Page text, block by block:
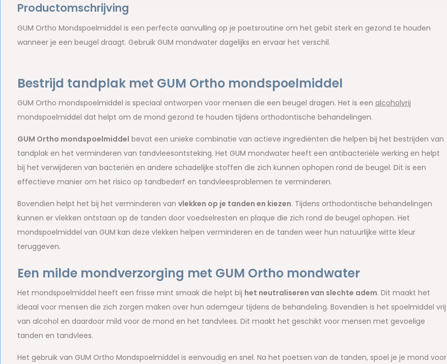
Productomschrijving
GUM Ortho Mondspoelmiddel is een perfecte aanvulling op je poetsroutine om het gebit sterk en gezond te houden
wanneer je een beugel draagt. Gebruik GUM mondwater dagelijks en ervaar het verschil.
Bestrijd tandplak met GUM Ortho mondspoelmiddel
GUM Ortho mondspoelmiddel is speciaal ontworpen voor mensen die een beugel dragen. Het is een alcoholvrij
mondspoelmiddel dat helpt om de mond gezond te houden tijdens orthodontische behandelingen.
GUM Ortho mondspoelmiddel bevat een unieke combinatie van actieve ingrediënten die helpen bij het bestrijden van
tandplak en het verminderen van tandvleesontsteking. Het GUM mondwater heeft een antibacteriële werking en helpt
bij het verwijderen van bacteriën en andere schadelijke stoffen die zich kunnen ophopen rond de beugel. Dit is een
effectieve manier om het risico op tandbederf en tandvleesproblemen te verminderen.
Bovendien helpt het bij het verminderen van vlekken op je tanden en kiezen. Tijdens orthodontische behandelingen
kunnen er vlekken ontstaan op de tanden door voedselresten en plaque die zich rond de beugel ophopen. Het
mondspoelmiddel van GUM kan deze vlekken helpen verminderen en de tanden weer hun natuurlijke witte kleur
teruggeven.
Een milde mondverzorging met GUM Ortho mondwater
Het mondspoelmiddel heeft een frisse mint smaak die helpt bij het neutraliseren van slechte adem. Dit maakt het
ideaal voor mensen die zich zorgen maken over hun ademgeur tijdens de behandeling. Bovendien is het spoelmiddel vrij
van alcohol en daardoor mild voor de mond en het tandvlees. Dit maakt het geschikt voor mensen met gevoelige
tanden en tandvlees.
Het gebruik van GUM Ortho Mondspoelmiddel is eenvoudig en snel. Na het poetsen van de tanden, spoel je je mond voor